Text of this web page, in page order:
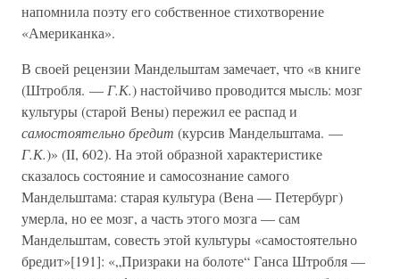
напомнила поэту его собственное стихотворение
«Американка».
В своей рецензии Мандельштам замечает, что «в книге
(Штробля. — Г.К.) настойчиво проводится мысль: мозг
культуры (старой Вены) пережил ее распад и
самостоятельно бредит (курсив Мандельштама. —
Г.К.)» (II, 602). На этой образной характеристике
сказалось состояние и самосознание самого
Мандельштама: старая культура (Вена — Петербург)
умерла, но ее мозг, а часть этого мозга — сам
Мандельштам, совесть этой культуры «самостоятельно
бредит»[191]: «„Призраки на болоте“ Ганса Штробля —